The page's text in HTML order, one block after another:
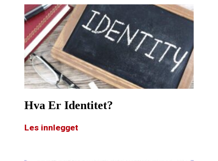
Hva Er Identitet?
Les innlegget